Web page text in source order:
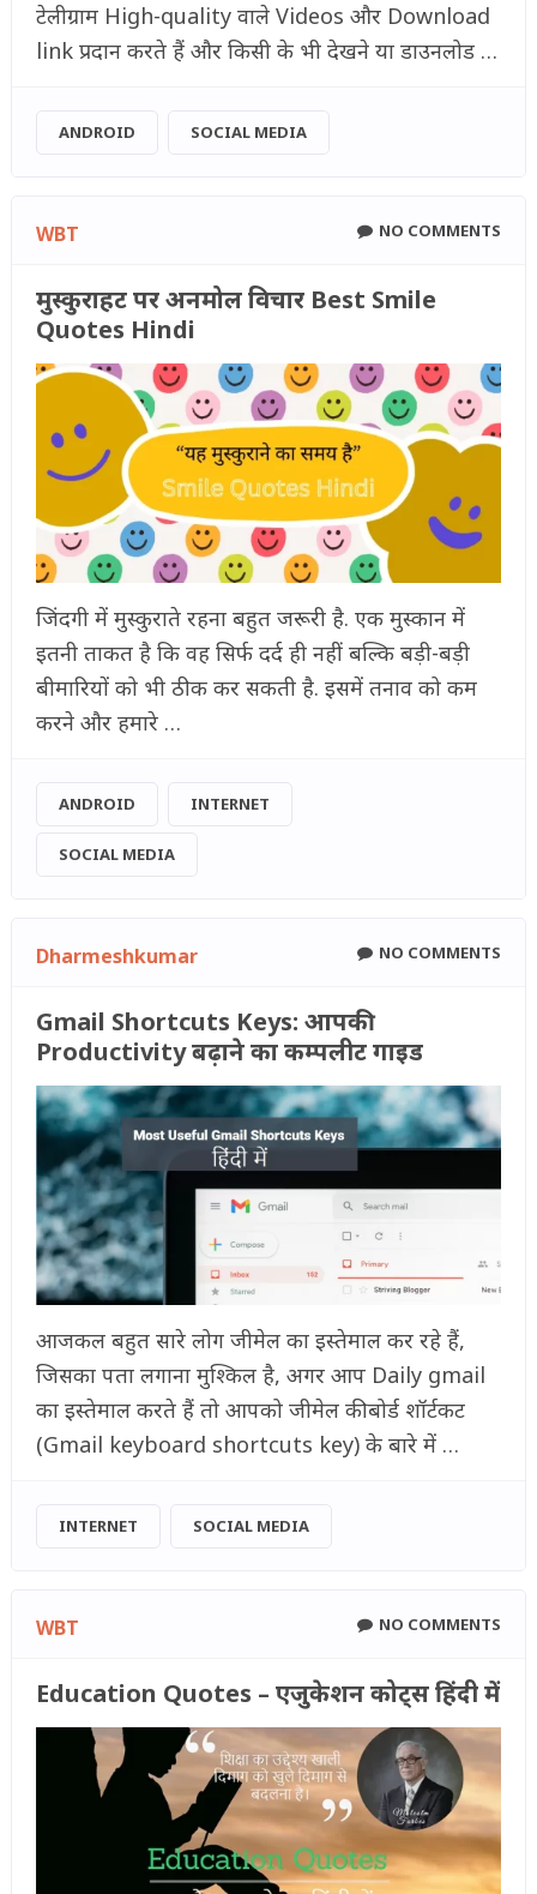
टेलीग्राम High-quality वाले Videos और Download
link प्रदान करते हैं और किसी के भी देखने या डाउनलोड …
ANDROID SOCIAL MEDIA
WBT NO COMMENTS
मुस्कुराहट पर अनमोल विचार Best Smile
Quotes Hindi
जिंदगी में मुस्कुराते रहना बहुत जरूरी है. एक मुस्कान में
इतनी ताकत है कि वह सिर्फ दर्द ही नहीं बल्कि बड़ी-बड़ी
बीमारियों को भी ठीक कर सकती है. इसमें तनाव को कम
करने और हमारे …
ANDROID INTERNET
SOCIAL MEDIA
Dharmeshkumar NO COMMENTS
Gmail Shortcuts Keys: आपकी
Productivity बढ़ाने का कम्पलीट गाइड
आजकल बहुत सारे लोग जीमेल का इस्तेमाल कर रहे हैं,
जिसका पता लगाना मुश्किल है, अगर आप Daily gmail
का इस्तेमाल करते हैं तो आपको जीमेल कीबोर्ड शॉर्टकट
(Gmail keyboard shortcuts key) के बारे में …
INTERNET SOCIAL MEDIA
WBT NO COMMENTS
Education Quotes – एजुकेशन कोट्स हिंदी में